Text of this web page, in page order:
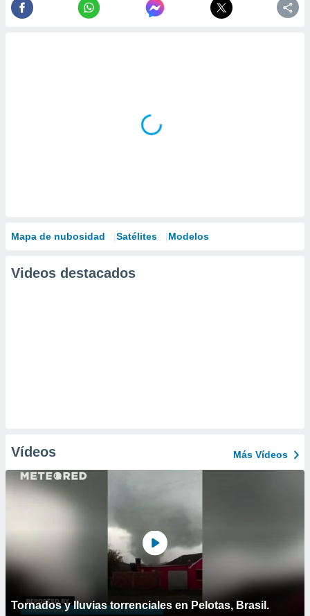
Mapa de nubosidad Satélites Modelos
Videos destacados
Vídeos Más Vídeos
Tornados y lluvias torrenciales en Pelotas, Brasil.